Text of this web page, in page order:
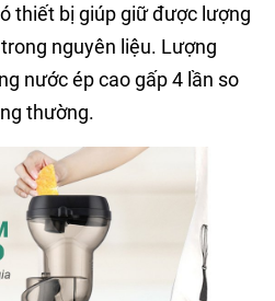
thiết bị giúp giữ được lượng
nguyên liệu. Lượng
nước ép cao gấp 4 lần so
thường.